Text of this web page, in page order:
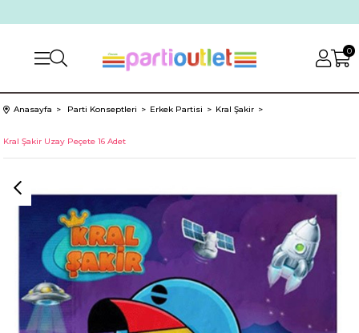
0
Anasayfa Parti Konseptleri Erkek Partisi Kral Şakir
Kral Şakir Uzay Peçete 16 Adet